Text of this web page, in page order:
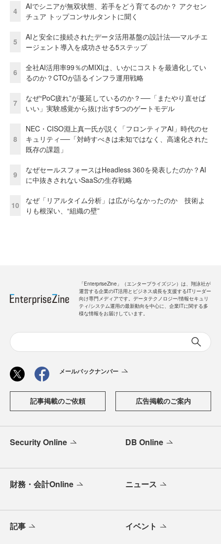
4
AIでシニアが無双状態、若手をどう育てるのか？ アクセン
チュア トップコンサルタントに聞く
5
AIと安全に接続されたデータ活用基盤の設計法──マルチエ
ージェント導入を成功させる5ステップ
6
全社AI活用率99％のMIXIは、いかにコストを最適化してい
るのか？CTOが語るインフラ運用戦略
7
なぜ“PoC疲れ”が蔓延しているのか？──「またやり直せば
いい」実験感覚から抜け出す5つのゲートモデル
8
NEC・CISO淵上真一氏が説く「フロンティアAI」時代のセ
キュリティ──「対峙すべきは未知ではなく、高速化された
既存の課題」
9
なぜセールスフォースはHeadless 360を発表したのか？AI
に中抜きされないSaaSの生存戦略
10
なぜ「リアルタイム分析」は広がらなかったのか 技術よ
りも根深い、“組織の壁”
「EnterpriseZine」（エンタープライズジン）は、翔泳社が
運営する企業のIT活用とビジネス成長を支援するITリーダー
向け専門メディアです。データテクノロジー/情報セキュリ
ティ/システム運用の最新動向を中心に、企業ITに関する多
様な情報をお届けしています。
メールバックナンバー
記事掲載のご依頼 広告掲載のご案内
Security Online DB Online
財務・会計Online ニュース
記事 イベント